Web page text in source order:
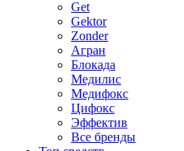
Get
Gektor
Zonder
Агран
Блокада
Медилис
Медифокс
Цифокс
Эффектив
Все бренды